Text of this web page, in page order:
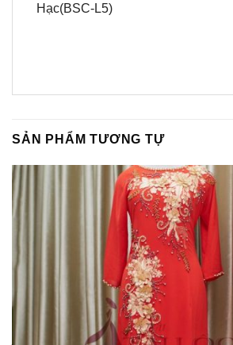
Hạc(BSC-L5)
SẢN PHẨM TƯƠNG TỰ